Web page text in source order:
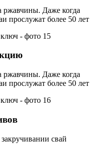
ржавчины. Даже когда
прослужат более 50 лет
ржавчины. Даже когда
прослужат более 50 лет
свай